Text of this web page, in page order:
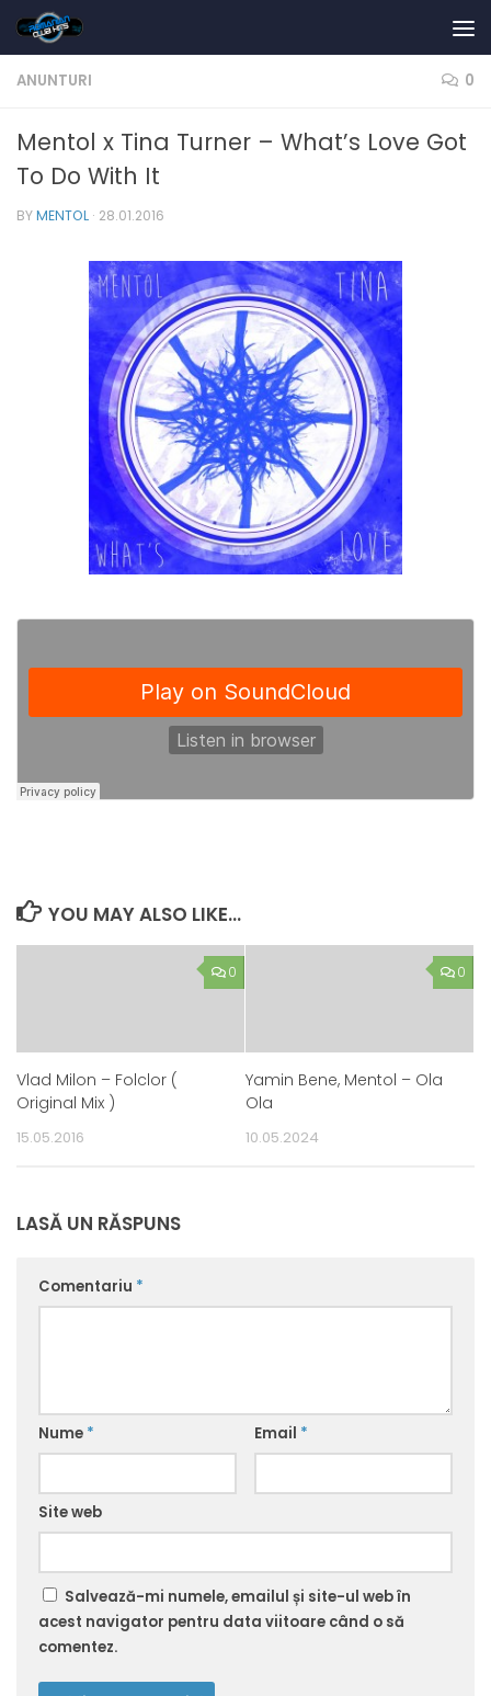
Skip to content
ANUNTURI 0
Mentol x Tina Turner – What’s Love Got
To Do With It
BYMENTOL · 28.01.2016
YOU MAY ALSO LIKE...
0
Vlad Milon – Folclor (
Original Mix )
15.05.2016
0
Yamin Bene, Mentol – Ola
Ola
10.05.2024
LASĂ UN RĂSPUNS
Comentariu *
Nume * Email *
Site web
Salvează-mi numele, emailul și site-ul web în
acest navigator pentru data viitoare când o să
comentez.